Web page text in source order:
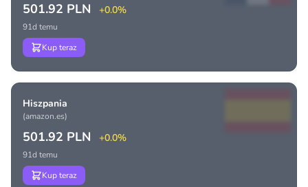
501.92 PLN +0.0%
91d temu
Kup teraz
Hiszpania
(amazon.es)
501.92 PLN +0.0%
91d temu
Kup teraz